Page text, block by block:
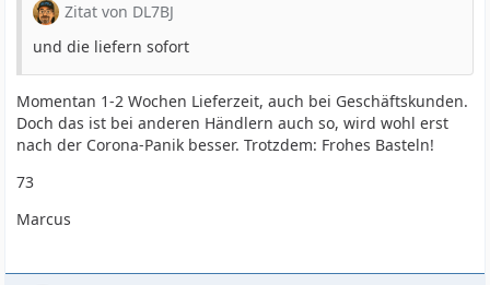
Zitat von DL7BJ
und die liefern sofort
Momentan 1-2 Wochen Lieferzeit, auch bei Geschäftskunden.
Doch das ist bei anderen Händlern auch so, wird wohl erst
nach der Corona-Panik besser. Trotzdem: Frohes Basteln!
73
Marcus